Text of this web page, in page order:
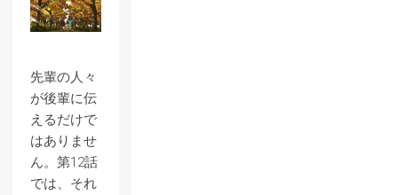
先輩の人々
が後輩に伝
えるだけで
はありませ
ん。第12話
では、それ